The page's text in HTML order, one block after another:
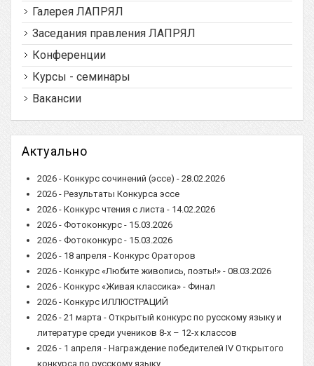
Галерея ЛАПРЯЛ
Заседания правления ЛАПРЯЛ
Конференции
Курсы - семинары
Вакансии
Актуально
2026 - Конкурс сочинений (эссе) - 28.02.2026
2026 - Результаты Конкурса эссе
2026 - Конкурс чтения с листа - 14.02.2026
2026 - Фотоконкурс - 15.03.2026
2026 - Фотоконкурс - 15.03.2026
2026 - 18 апреля - Конкурс Ораторов
2026 - Конкурс «Любите живопись, поэты!» - 08.03.2026
2026 - Конкурс «Живая классика» - Финал
2026 - Конкурс ИЛЛЮСТРАЦИЙ
2026 - 21 марта - Открытый конкурс по русскому языку и
литературе среди учеников 8-х – 12-х классов
2026 - 1 апреля - Награждение победителей IV Открытого
конкурса по русскому языку